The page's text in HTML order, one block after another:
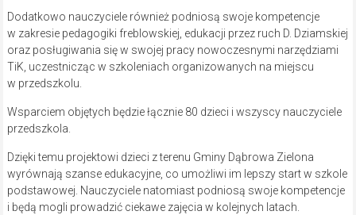
Dodatkowo nauczyciele również podniosą swoje kompetencje
w zakresie pedagogiki freblowskiej, edukacji przez ruch D. Dziamskiej
oraz posługiwania się w swojej pracy nowoczesnymi narzędziami
TiK, uczestnicząc w szkoleniach organizowanych na miejscu
w przedszkolu.
Wsparciem objętych będzie łącznie 80 dzieci i wszyscy nauczyciele
przedszkola.
Dzięki temu projektowi dzieci z terenu Gminy Dąbrowa Zielona
wyrównają szanse edukacyjne, co umożliwi im lepszy start w szkole
podstawowej. Nauczyciele natomiast podniosą swoje kompetencje
i będą mogli prowadzić ciekawe zajęcia w kolejnych latach.